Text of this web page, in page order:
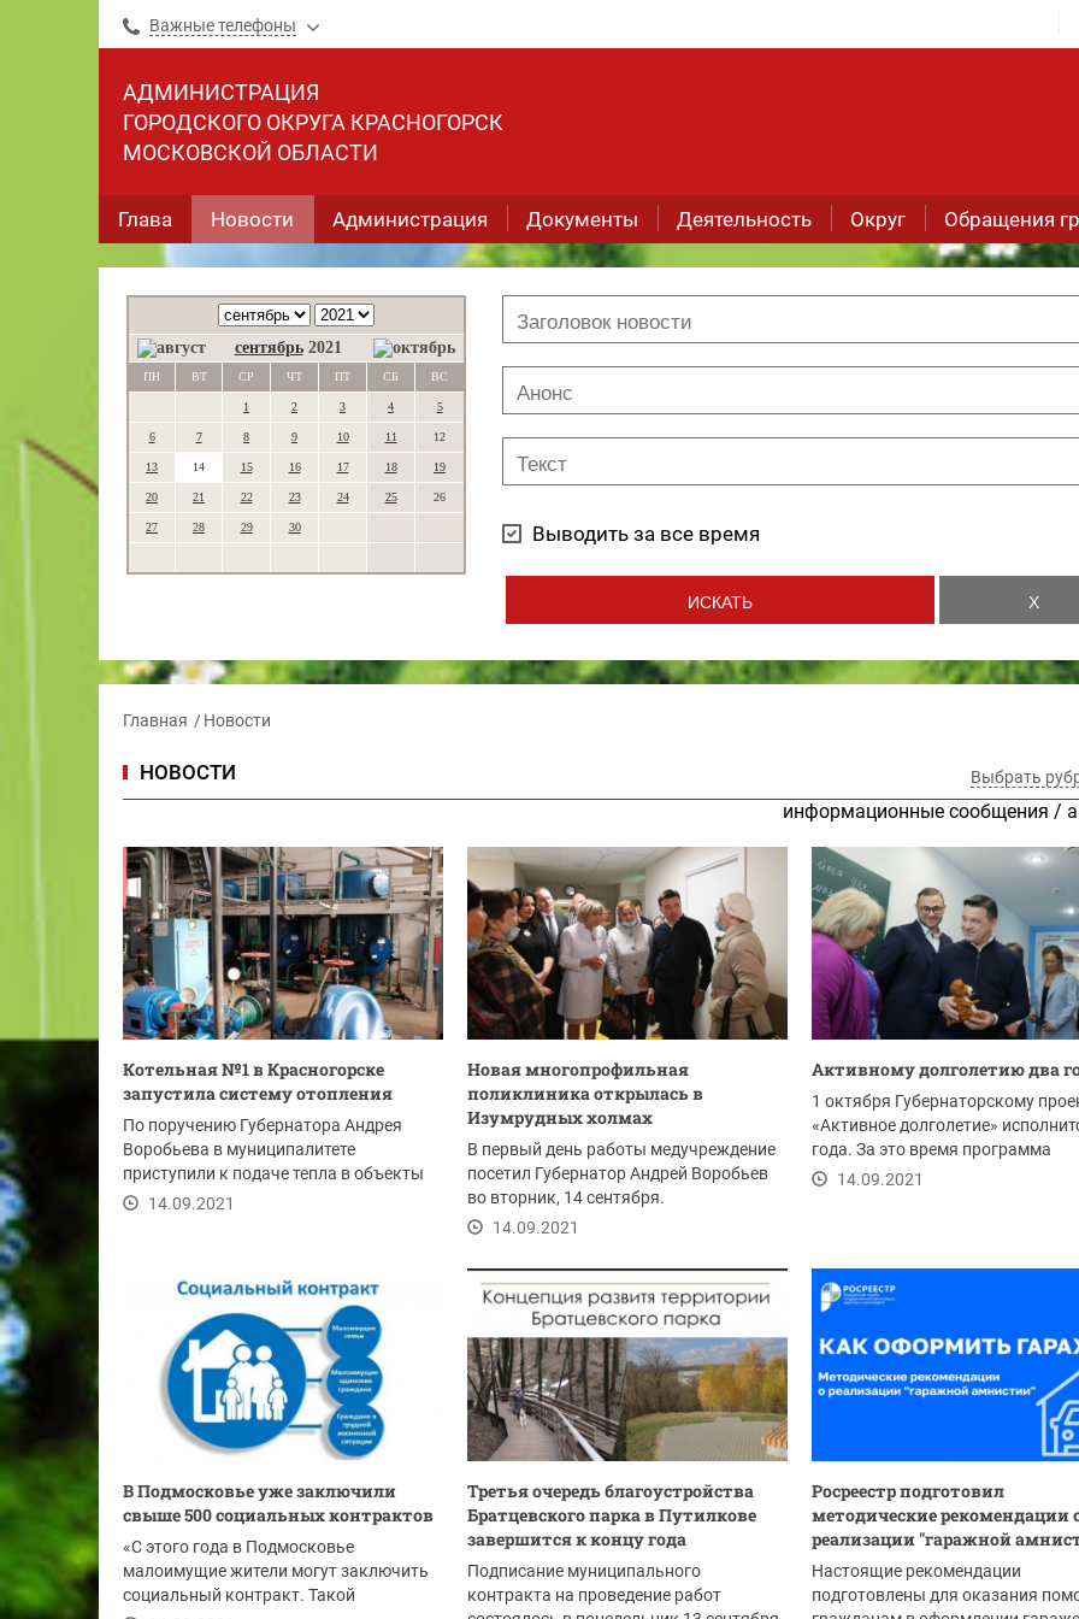
Важные телефоны
АДМИНИСТРАЦИЯ
ГОРОДСКОГО ОКРУГА КРАСНОГОРСК
МОСКОВСКОЙ ОБЛАСТИ
Глава Новости Администрация Документы Деятельность Округ Обращения
сентябрь 2021
ПН ВТ СР ЧТ ПТ СБ ВС
1 2 3 4 5
6 7 8 9 10 11 12
13 14 15 16 17 18 19
20 21 22 23 24 25 26
27 28 29 30 Выводить за все время
Главная Новости
НОВОСТИ Выбрать
информационные сообщения /
Котельная №1 в Красногорске
запустила систему отопления
По поручению Губернатора Андрея
Воробьева в муниципалитете
приступили к подаче тепла в объекты
социальной сферы.
14.09.2021
Новая многопрофильная
поликлиника открылась в
Изумрудных холмах
В первый день работы медучреждение
посетил Губернатор Андрей Воробьев
во вторник, 14 сентября.
14.09.2021
Активному долголетию два
1 октября Губернаторскому
«Активное долголетие»
года. За это время программа
показала, что...
14.09.2021
В Подмосковье уже заключили
свыше 500 социальных контрактов
«С этого года в Подмосковье
малоимущие жители могут заключить
социальный контракт. Такой
Третья очередь благоустройства
Братцевского парка в Путилкове
завершится к концу года
Подписание муниципального
контракта на проведение работ
Росреестр подготовил
методические рекомендации
реализации "гаражной
Настоящие рекомендации
подготовлены для оказания